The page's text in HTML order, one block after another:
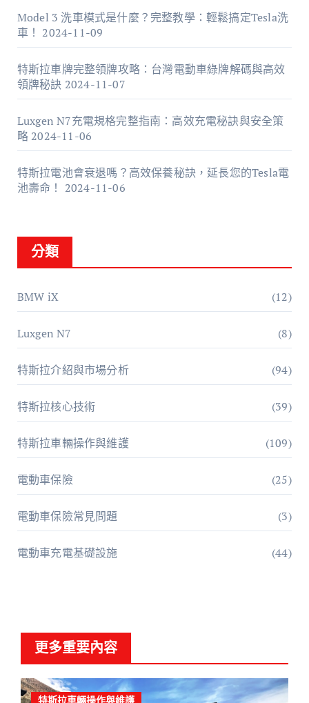
Model 3 洗車模式是什麼？完整教學：輕鬆搞定Tesla洗
車！ 2024-11-09
特斯拉車牌完整領牌攻略：台灣電動車綠牌解碼與高效
領牌秘訣 2024-11-07
Luxgen N7充電規格完整指南：高效充電秘訣與安全策
略 2024-11-06
特斯拉電池會衰退嗎？高效保養秘訣，延長您的Tesla電
池壽命！ 2024-11-06
分類
BMW iX (12)
Luxgen N7 (8)
特斯拉介紹與市場分析 (94)
特斯拉核心技術 (39)
特斯拉車輛操作與維護 (109)
電動車保險 (25)
電動車保險常見問題 (3)
電動車充電基礎設施 (44)
更多重要內容
特斯拉車輛操作與維護